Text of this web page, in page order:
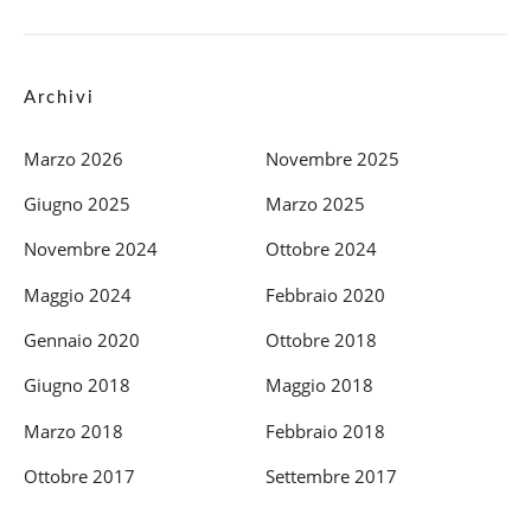
Archivi
Marzo 2026
Novembre 2025
Giugno 2025
Marzo 2025
Novembre 2024
Ottobre 2024
Maggio 2024
Febbraio 2020
Gennaio 2020
Ottobre 2018
Giugno 2018
Maggio 2018
Marzo 2018
Febbraio 2018
Ottobre 2017
Settembre 2017